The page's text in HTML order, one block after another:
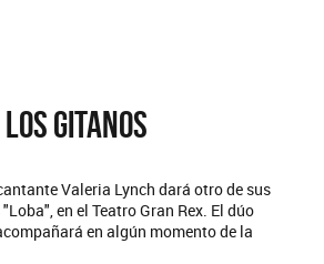
GITANOS
Valeria Lynch dará otro de sus
en el Teatro Gran Rex. El dúo
en algún momento de la